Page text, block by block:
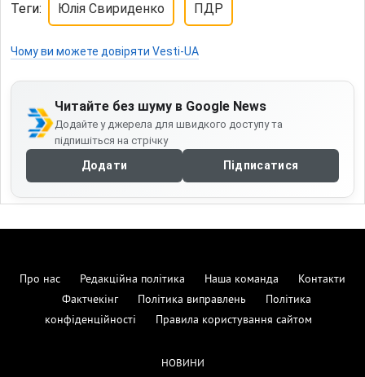
Теги: Юлія Свириденко ПДР
Чому ви можете довіряти Vesti-UA
Читайте без шуму в Google News
Додайте у джерела для швидкого доступу та
підпишіться на стрічку
Додати Підписатися
Про нас Редакційна політика Наша команда
Контакти
Фактчекінг
Політика виправлень
Політика
конфіденційності
Правила користування сайтом
НОВИНИ